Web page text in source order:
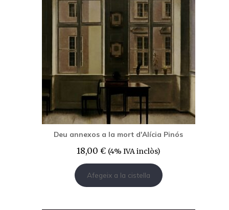
Deu annexos a la mort d'Alícia Pinós
18,00 € (4% IVA inclòs)
Afegeix a la cistella